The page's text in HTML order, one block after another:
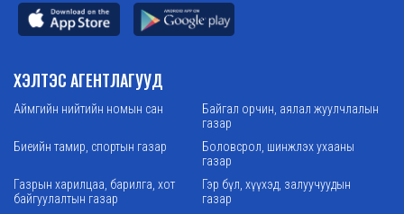
ХЭЛТЭС АГЕНТЛАГУУД
Аймгийн нийтийн номын сан
Байгал орчин, аялал жуулчлалын
газар
Биеийн тамир, спортын газар
Боловсрол, шинжлэх ухааны
газар
Газрын харилцаа, барилга, хот
байгуулалтын газар
Гэр бүл, хүүхэд, залуучуудын
газар